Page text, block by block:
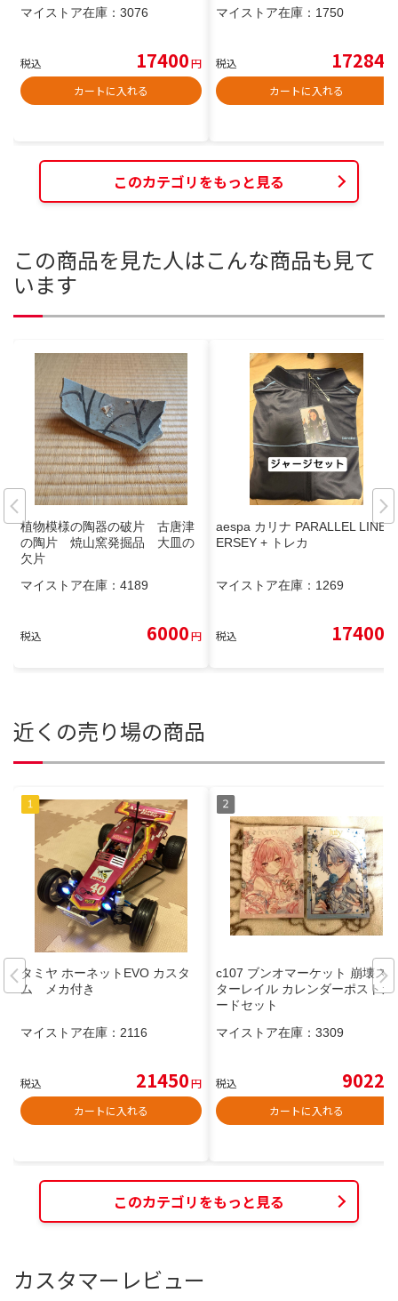
マイストア在庫： 3076
税込 17400円
カートに入れる
マイストア在庫： 1750
税込 17284
カートに入れる
このカテゴリをもっと見る
この商品を見た人はこんな商品も見て
います
植物模様の陶器の破片 古唐津
の陶片 焼山窯発掘品 大皿の
欠片
マイストア在庫： 4189
税込 6000円
aespa カリナ PARALLEL LINE J
ERSEY + トレカ
マイストア在庫： 1269
税込 17400
近くの売り場の商品
タミヤ ホーネットEVO カスタ
ム メカ付き
マイストア在庫： 2116
税込 21450円
カートに入れる
c107 ブンオマーケット 崩壊ス
ターレイル カレンダーポストカ
ードセット
マイストア在庫： 3309
税込 9022
カートに入れる
このカテゴリをもっと見る
カスタマーレビュー